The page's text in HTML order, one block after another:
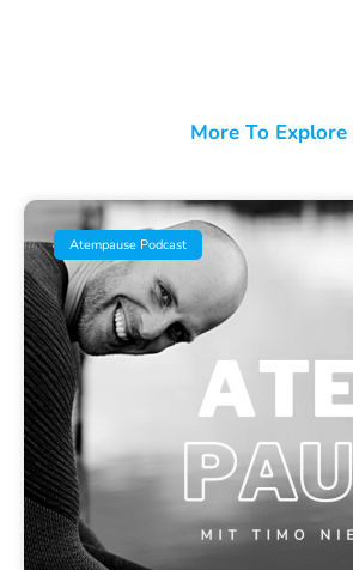
More To Explore
Atempause Podcast